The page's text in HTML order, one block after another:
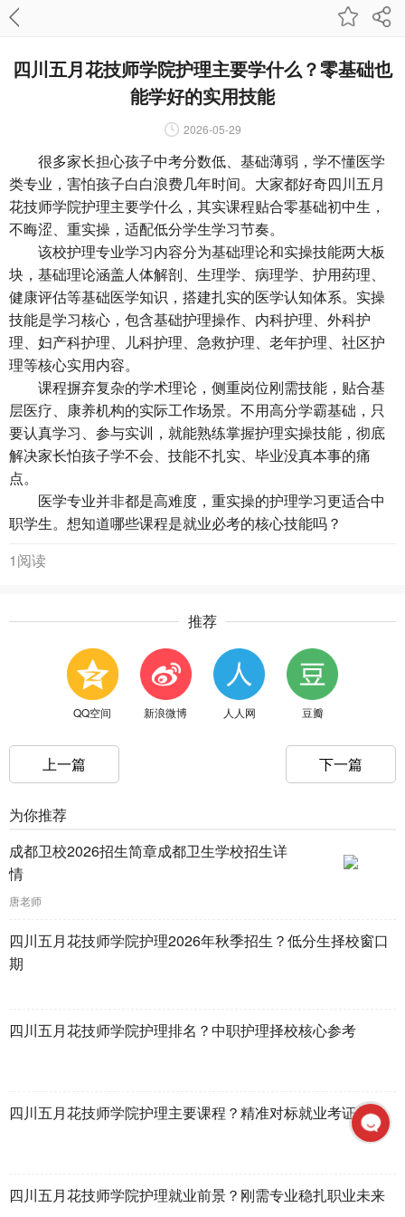
四川五月花技师学院护理主要学什么？零基础也
能学好的实用技能
2026-05-29
很多家长担心孩子中考分数低、基础薄弱，学不懂医学
类专业，害怕孩子白白浪费几年时间。大家都好奇四川五月
花技师学院护理主要学什么，其实课程贴合零基础初中生，
不晦涩、重实操，适配低分学生学习节奏。
该校护理专业学习内容分为基础理论和实操技能两大板
块，基础理论涵盖人体解剖、生理学、病理学、护用药理、
健康评估等基础医学知识，搭建扎实的医学认知体系。实操
技能是学习核心，包含基础护理操作、内科护理、外科护
理、妇产科护理、儿科护理、急救护理、老年护理、社区护
理等核心实用内容。
课程摒弃复杂的学术理论，侧重岗位刚需技能，贴合基
层医疗、康养机构的实际工作场景。不用高分学霸基础，只
要认真学习、参与实训，就能熟练掌握护理实操技能，彻底
解决家长怕孩子学不会、技能不扎实、毕业没真本事的痛
点。
医学专业并非都是高难度，重实操的护理学习更适合中
职学生。想知道哪些课程是就业必考的核心技能吗？
1阅读
推荐
QQ空间 新浪微博 人人网 豆瓣
上一篇 下一篇
为你推荐
成都卫校2026招生简章成都卫生学校招生详
情
唐老师
四川五月花技师学院护理2026年秋季招生？低分生择校窗口
期
四川五月花技师学院护理排名？中职护理择校核心参考
四川五月花技师学院护理主要课程？精准对标就业考证需求
四川五月花技师学院护理就业前景？刚需专业稳扎职业未来